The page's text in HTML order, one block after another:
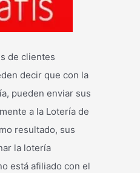
de clientes
decir que con la
pueden enviar sus
a la Lotería de
resultado, sus
la lotería
está afiliado con el